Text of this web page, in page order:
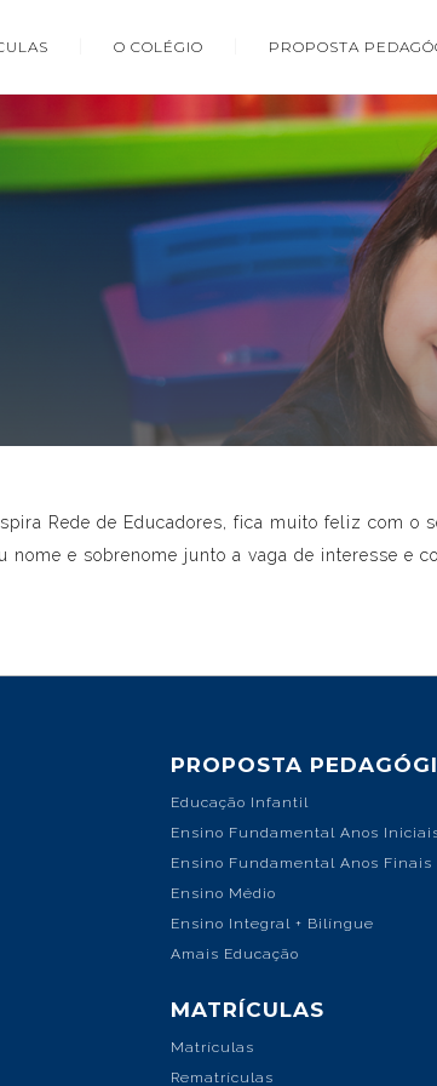
O COLÉGIO PROPOSTA
Rede de Educadores, fica muito feliz com
e sobrenome junto a vaga de interesse e
PROPOSTA
Educação Infantil
Ensino Fundamental Anos
Ensino Fundamental Anos Finais
Ensino Médio
Ensino Integral + Bilíngue
Amais Educação
MATRÍCULAS
Matrículas
Rematrículas